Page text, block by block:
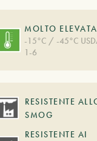
MOLTO ELEVATA
-15°C / -45°C
1-6
RESISTENTE
SMOG
RESISTENTE AI